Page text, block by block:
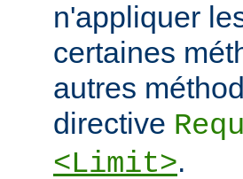
n'appliquer
certaines
autres
directive
<Limit>.